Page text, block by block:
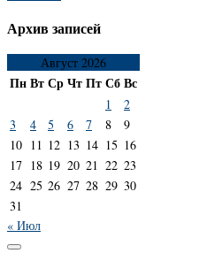
Архив записей
Август 2026
ПнВтСрЧтПтСбВс
1
2
3
4 5 6 7 8
9
10 11 12 13 14 15 16
17 18 19 20 21 22 23
24 25 26 27 28 29 30
31
« Июл